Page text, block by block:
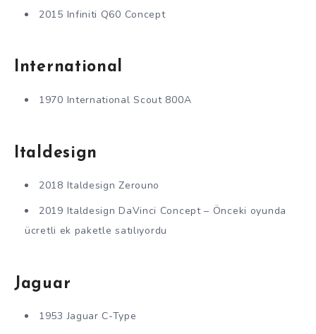
2015 Infiniti Q60 Concept
International
1970 International Scout 800A
Italdesign
2018 Italdesign Zerouno
2019 Italdesign DaVinci Concept – Önceki oyunda
ücretli ek paketle satılıyordu
Jaguar
1953 Jaguar C-Type